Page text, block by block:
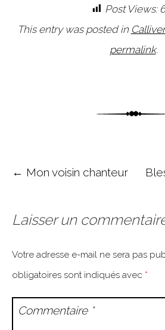
Post Views:
This entry was posted in
permalink.
Post navigation
← Mon voisin chanteur
Laisser un
Votre adresse e-mail ne sera pas
obligatoires sont indiqués avec *
Commentaire *